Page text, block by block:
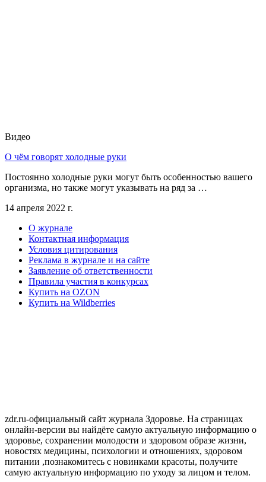
Видео
О чём говорят холодные руки
Постоянно холодные руки могут быть особенностью вашего
организма, но также могут указывать на ряд за …
14 апреля 2022 г.
О журнале
Контактная информация
Условия цитирования
Реклама в журнале и на сайте
Заявление об ответственности
Правила участия в конкурсах
Купить на OZON
Купить на Wildberries
zdr.ru-официальный сайт журнала Здоровье. На страницах
онлайн-версии вы найдёте самую актуальную информацию о
здоровье, сохранении молодости и здоровом образе жизни,
новостях медицины, психологии и отношениях, здоровом
питании ,познакомитесь с новинками красоты, получите
самую актуальную информацию по уходу за лицом и телом.